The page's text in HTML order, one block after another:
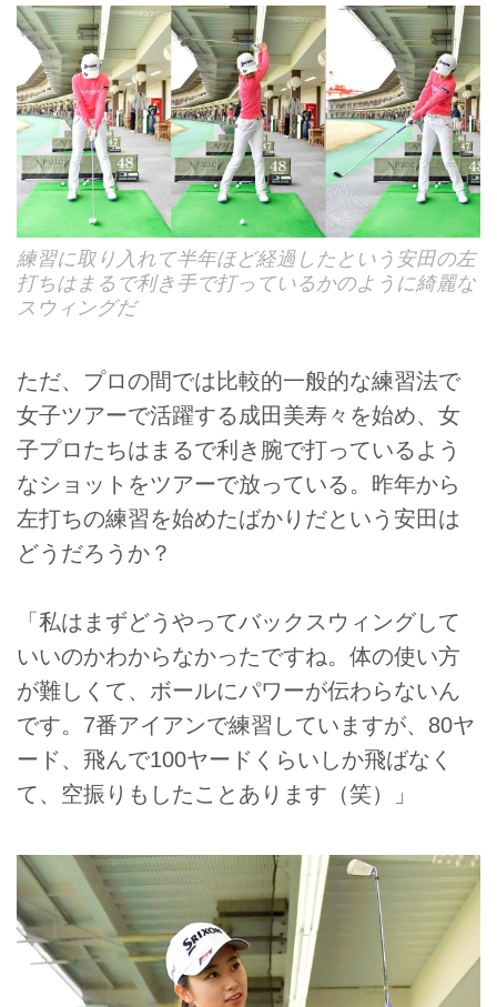
練習に取り入れて半年ほど経過したという安田の左
打ちはまるで利き手で打っているかのように綺麗な
スウィングだ
ただ、プロの間では比較的一般的な練習法で
女子ツアーで活躍する成田美寿々を始め、女
子プロたちはまるで利き腕で打っているよう
なショットをツアーで放っている。昨年から
左打ちの練習を始めたばかりだという安田は
どうだろうか？
「私はまずどうやってバックスウィングして
いいのかわからなかったですね。体の使い方
が難しくて、ボールにパワーが伝わらないん
です。7番アイアンで練習していますが、80ヤ
ード、飛んで100ヤードくらいしか飛ばなく
て、空振りもしたことあります（笑）」